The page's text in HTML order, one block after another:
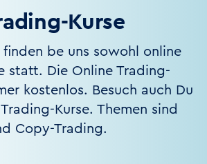
Kurse
finden be uns sowohl online
statt. Die Online Trading-
kostenlos. Besuch auch Du
Kurse. Themen sind
Copy-Trading.